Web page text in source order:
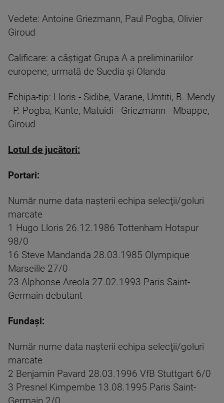
Vedete: Antoine Griezmann, Paul Pogba, Olivier
Giroud
Calificare: a câştigat Grupa A a preliminariilor
europene, urmată de Suedia şi Olanda
Echipa-tip: Lloris - Sidibe, Varane, Umtiti, B. Mendy
- P. Pogba, Kante, Matuidi - Griezmann - Mbappe,
Giroud
Lotul de jucători:
Portari:
Număr nume data naşterii echipa selecţii/goluri
marcate
1 Hugo Lloris 26.12.1986 Tottenham Hotspur
98/0
16 Steve Mandanda 28.03.1985 Olympique
Marseille 27/0
23 Alphonse Areola 27.02.1993 Paris Saint-
Germain debutant
Fundaşi:
Număr nume data naşterii echipa selecţii/goluri
marcate
2 Benjamin Pavard 28.03.1996 VfB Stuttgart 6/0
3 Presnel Kimpembe 13.08.1995 Paris Saint-